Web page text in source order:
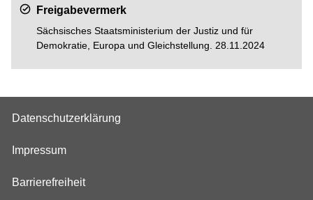
Freigabevermerk
Sächsisches Staatsministerium der Justiz und für
Demokratie, Europa und Gleichstellung. 28.11.2024
Datenschutzerklärung
Impressum
Barrierefreiheit